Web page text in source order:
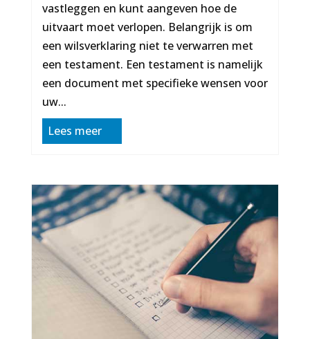
vastleggen en kunt aangeven hoe de
uitvaart moet verlopen. Belangrijk is om
een wilsverklaring niet te verwarren met
een testament. Een testament is namelijk
een document met specifieke wensen voor
uw...
Lees meer